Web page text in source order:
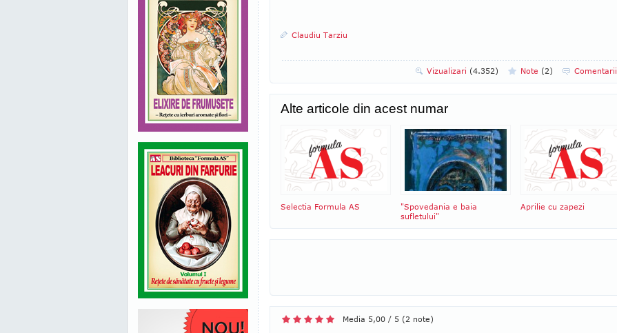
Claudiu Tarziu
Vizualizari (4.352) Note (2) Comentarii
Alte articole din acest numar
Selectia Formula AS
"Spovedania e baia
sufletului"
Aprilie cu zapezi
Media 5,00 / 5 (2 note)